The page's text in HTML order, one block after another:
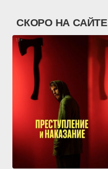
СКОРО НА САЙТЕ